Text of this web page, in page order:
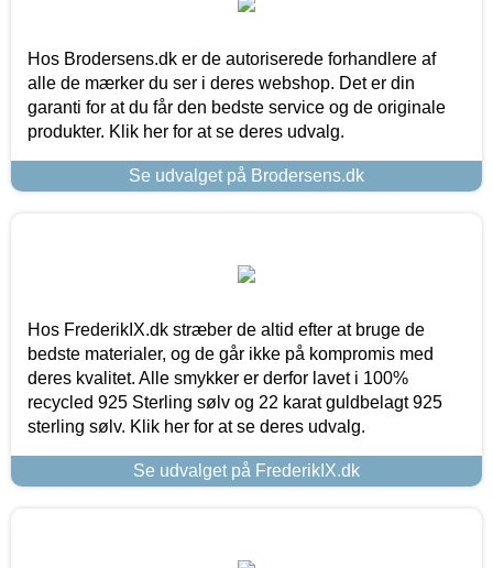
Hos Brodersens.dk er de autoriserede forhandlere af
alle de mærker du ser i deres webshop. Det er din
garanti for at du får den bedste service og de originale
produkter. Klik her for at se deres udvalg.
Se udvalget på Brodersens.dk
Hos FrederikIX.dk stræber de altid efter at bruge de
bedste materialer, og de går ikke på kompromis med
deres kvalitet. Alle smykker er derfor lavet i 100%
recycled 925 Sterling sølv og 22 karat guldbelagt 925
sterling sølv. Klik her for at se deres udvalg.
Se udvalget på FrederikIX.dk